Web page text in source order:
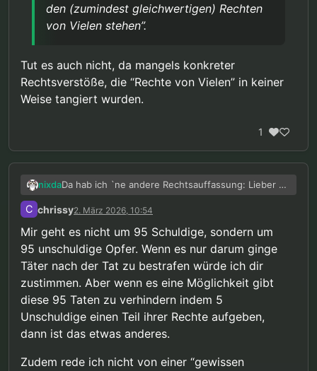
den (zumindest gleichwertigen) Rechten
von Vielen stehen”.
Tut es auch nicht, da mangels konkreter
Rechtsverstöße, die “Rechte von Vielen” in keiner
Weise tangiert wurden.
1
nixdaDa hab ich `ne andere Rechtsauffassung: Lieber 95
Schuldige laufen lassen, als 5 Unschuldige hinter
Gittern.
Abgesehen davon, ginge es dann auch gar nicht
um “Schuldige”, da auch diesen 95% überhaupt
kein schuldhaftes (Fehl)verhalten vorgeworfen
wird, es wird nur mit einer gewissen
Wahrscheinlichkeit prognostiziert.
Damit liefe auch die Aussage “im Zweifel für den
, in dem Zusammenhang, komplett
ins Leere, weil es eben nicht um Schuld geht.
Eine ganze Bevölkerungsgruppe, pauschal
Zwangsmaßnahmen zu unterwerfen, würde auch
ausblenden, daß deren Individuen,
unterschiedlichste Persönlichkeitsmerkmale
aufweisen und - trotz Hochrisikoprognose -
grundsätzlich sowohl einsichts- als auch
steuerungsfähig sind.
@chrissy sagte inPädophile Fantasien "stoppen"
“Kein Recht eines Individuums darf über
den (zumindest gleichwertigen) Rechten
von Vielen stehen”.
Tut es auch nicht, da mangels konkreter
Weise tangiert wurden.
C chrissy2. März 2026, 10:54
Mir geht es nicht um 95 Schuldige, sondern um
95 unschuldige Opfer. Wenn es nur darum ginge
Täter nach der Tat zu bestrafen würde ich dir
zustimmen. Aber wenn es eine Möglichkeit gibt
diese 95 Taten zu verhindern indem 5
Unschuldige einen Teil ihrer Rechte aufgeben,
dann ist das etwas anderes.
Zudem rede ich nicht von einer “gewissen